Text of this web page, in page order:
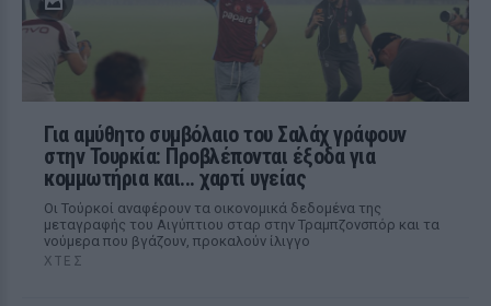
Για αμύθητο συμβόλαιο του Σαλάχ γράφουν
στην Τουρκία: Προβλέπονται έξοδα για
κομμωτήρια και... χαρτί υγείας
Οι Τούρκοί αναφέρουν τα οικονομικά δεδομένα της
μεταγραφής του Αιγύπτιου σταρ στην Τραμπζονσπόρ και τα
νούμερα που βγάζουν, προκαλούν ίλιγγο
ΧΤΕΣ